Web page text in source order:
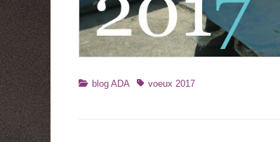
Catégories
blog ADA Tagsvoeux 2017